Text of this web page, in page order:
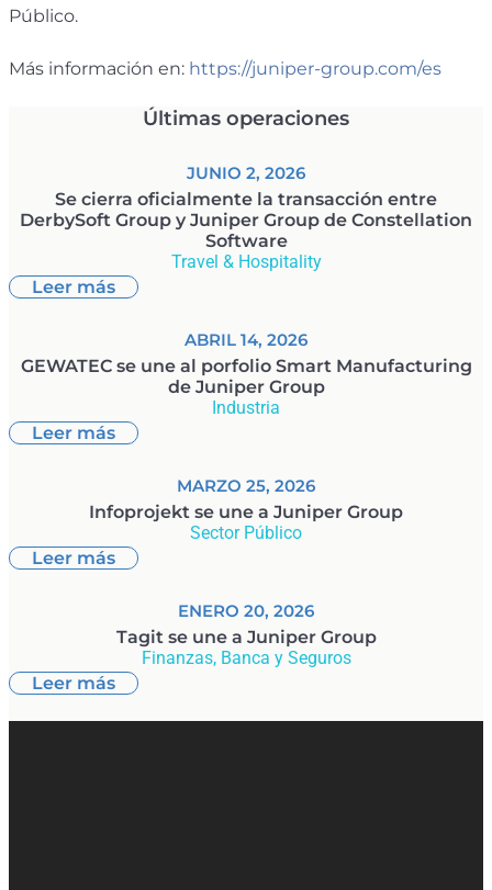
Público.
Más información en: https://juniper-group.com/es
Últimas operaciones
JUNIO 2, 2026
Se cierra oficialmente la transacción entre
DerbySoft Group y Juniper Group de Constellation
Software
Travel & Hospitality
Leer más
ABRIL 14, 2026
GEWATEC se une al porfolio Smart Manufacturing
de Juniper Group
Industria
Leer más
MARZO 25, 2026
Infoprojekt se une a Juniper Group
Sector Público
Leer más
ENERO 20, 2026
Tagit se une a Juniper Group
Finanzas, Banca y Seguros
Leer más